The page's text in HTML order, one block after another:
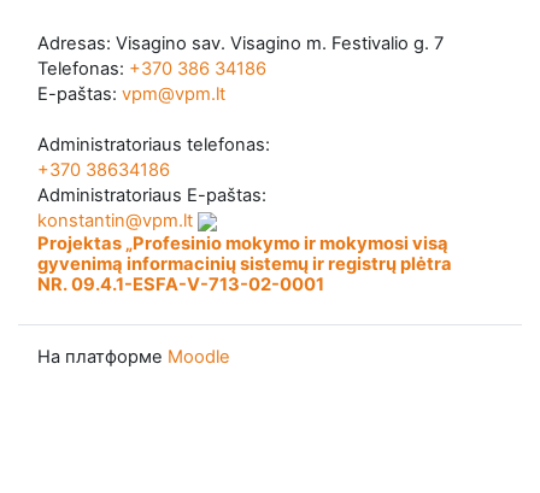
Adresas: Visagino sav. Visagino m. Festivalio g. 7
Telefonas: +370 386 34186
E-paštas: vpm@vpm.lt
Administratoriaus telefonas:
+370 38634186
Administratoriaus E-paštas:
konstantin@vpm.lt
Projektas „Profesinio mokymo ir mokymosi visą
gyvenimą informacinių sistemų ir registrų plėtra
NR. 09.4.1-ESFA-V-713-02-0001
На платформе Moodle